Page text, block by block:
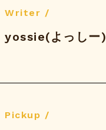
Writer /
yossie(よっしー)
Pickup /